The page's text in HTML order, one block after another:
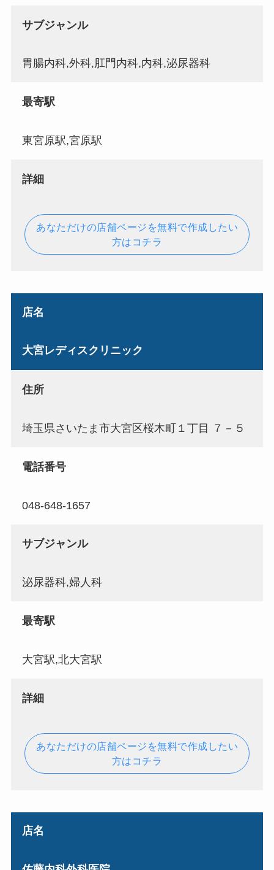
サブジャンル
胃腸内科,外科,肛門内科,内科,泌尿器科
最寄駅
東宮原駅,宮原駅
詳細
あなただけの店舗ページを無料で作成したい
方はコチラ
店名
大宮レディスクリニック
住所
埼玉県さいたま市大宮区桜木町１丁目 ７－５
電話番号
048-648-1657
サブジャンル
泌尿器科,婦人科
最寄駅
大宮駅,北大宮駅
詳細
あなただけの店舗ページを無料で作成したい
方はコチラ
店名